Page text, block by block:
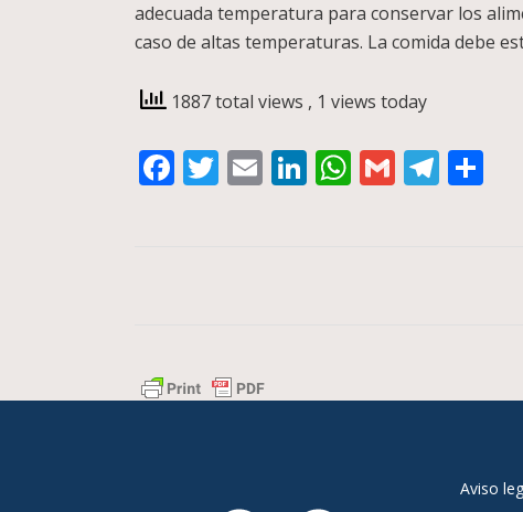
adecuada temperatura para conservar los
caso de altas temperaturas. La comida debe
1887 total views , 1 views today
Facebook
Twitter
EmailLinkedIn
WhatsApp
Gmail
Aviso